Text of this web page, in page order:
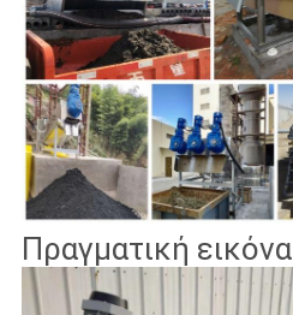
Πραγματική εικόνα